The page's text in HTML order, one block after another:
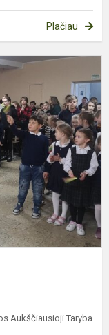
Plačiau
Aukščiausioji Taryba